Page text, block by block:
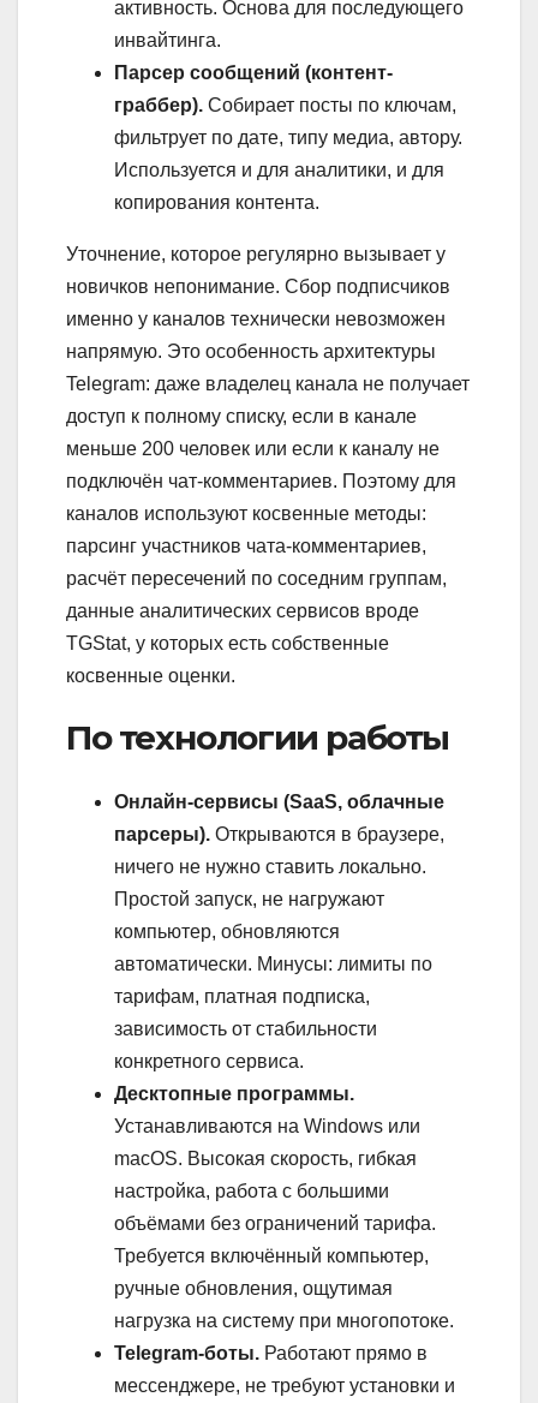
активность. Основа для последующего
инвайтинга.
Парсер сообщений (контент-
граббер). Собирает посты по ключам,
фильтрует по дате, типу медиа, автору.
Используется и для аналитики, и для
копирования контента.
Уточнение, которое регулярно вызывает у
новичков непонимание. Сбор подписчиков
именно у каналов технически невозможен
напрямую. Это особенность архитектуры
Telegram: даже владелец канала не получает
доступ к полному списку, если в канале
меньше 200 человек или если к каналу не
подключён чат-комментариев. Поэтому для
каналов используют косвенные методы:
парсинг участников чата-комментариев,
расчёт пересечений по соседним группам,
данные аналитических сервисов вроде
TGStat, у которых есть собственные
косвенные оценки.
По технологии работы
Онлайн-сервисы (SaaS, облачные
парсеры). Открываются в браузере,
ничего не нужно ставить локально.
Простой запуск, не нагружают
компьютер, обновляются
автоматически. Минусы: лимиты по
тарифам, платная подписка,
зависимость от стабильности
конкретного сервиса.
Десктопные программы.
Устанавливаются на Windows или
macOS. Высокая скорость, гибкая
настройка, работа с большими
объёмами без ограничений тарифа.
Требуется включённый компьютер,
ручные обновления, ощутимая
нагрузка на систему при многопотоке.
Telegram-боты. Работают прямо в
мессенджере, не требуют установки и